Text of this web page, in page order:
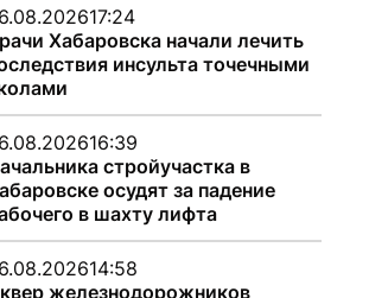
17:24
Хабаровска начали лечить
инсульта точечными
16:39
стройучастка в
осудят за падение
в шахту лифта
14:58
железнодорожников